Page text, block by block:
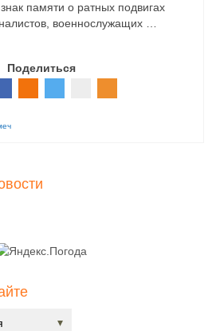
памяти о ратных подвигах
военнослужащих …
Поделиться